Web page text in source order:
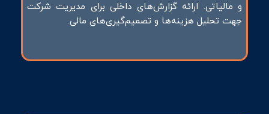
و مالیاتی. ارائه گزارش‌های داخلی برای مدیریت شرکت
جهت تحلیل هزینه‌ها و تصمیم‌گیری‌های مالی.